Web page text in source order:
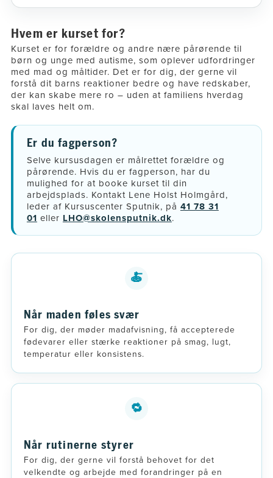
Hvem er kurset for?
Kurset er for forældre og andre nære pårørende til
børn og unge med autisme, som oplever udfordringer
med mad og måltider. Det er for dig, der gerne vil
forstå dit barns reaktioner bedre og have redskaber,
der kan skabe mere ro – uden at familiens hverdag
skal laves helt om.
Er du fagperson?
Selve kursusdagen er målrettet forældre og
pårørende. Hvis du er fagperson, har du
mulighed for at booke kurset til din
arbejdsplads. Kontakt Lene Holst Holmgård,
leder af Kursuscenter Sputnik, på 41 78 31
01 eller LHO@skolensputnik.dk.
🍝
Når maden føles svær
For dig, der møder madafvisning, få accepterede
fødevarer eller stærke reaktioner på smag, lugt,
temperatur eller konsistens.
🔁
Når rutinerne styrer
For dig, der gerne vil forstå behovet for det
velkendte og arbejde med forandringer på en